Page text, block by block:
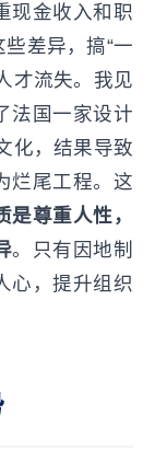
现金收入和职
差异，搞“一
才流失。我见
法国一家设计
化，结果导致
烂尾工程。这
是尊重人性，
。只有因地制
心，提升组织